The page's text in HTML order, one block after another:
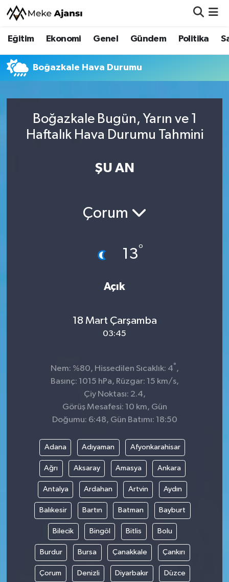
Eğitim Ekonomi Genel Gündem Politika
Boğazkale Hava Durumu
Boğazkale Bugün, Yarın ve 1
Haftalık Hava Durumu Tahmini
ŞU AN
Çorum
13°
Açık
18 Mart Çarşamba
03:45
Nem: %80, Hissedilen Sıcaklık: 4° ,
Basınç: 1015 hPa, Rüzgar: 15 km/s,
Çiy Noktası: 2.4,
Görüş Mesafesi: 10 km, Gün
Doğumu: 6:48, Gün Batımı: 18:50
Adana Adıyaman Afyonkarahisar
Ağrı Aksaray Amasya Ankara
Antalya Ardahan Artvin Aydın
Balıkesir Bartın Batman Bayburt
Bilecik Bingöl Bitlis Bolu
Burdur Bursa Çanakkale Çankırı
Çorum Denizli Diyarbakır Düzce
Eğitim
Ekonomi
Gündem
Nöbetçi Eczaneler
Hava Durumu
Trafik Durumu